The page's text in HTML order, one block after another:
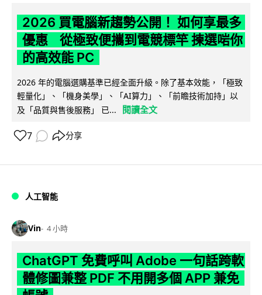
2026 買電腦新趨勢公開！ 如何享最多
優惠 從極致便攜到電競標竿 揀選啱你
的高效能 PC
2026 年的電腦選購基準已經全面升級。除了基本效能，「極致
輕量化」、「機身美學」、「AI算力」、「前瞻技術加持」以
及「品質與售後服務」 已...
閱讀全文
7 分享
人工智能
Vin 4 小時
ChatGPT 免費呼叫 Adobe 一句話跨軟
體修圖兼整 PDF 不用開多個 APP 兼免